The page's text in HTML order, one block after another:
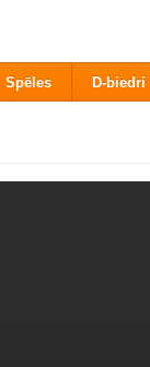
Spēles D-biedri